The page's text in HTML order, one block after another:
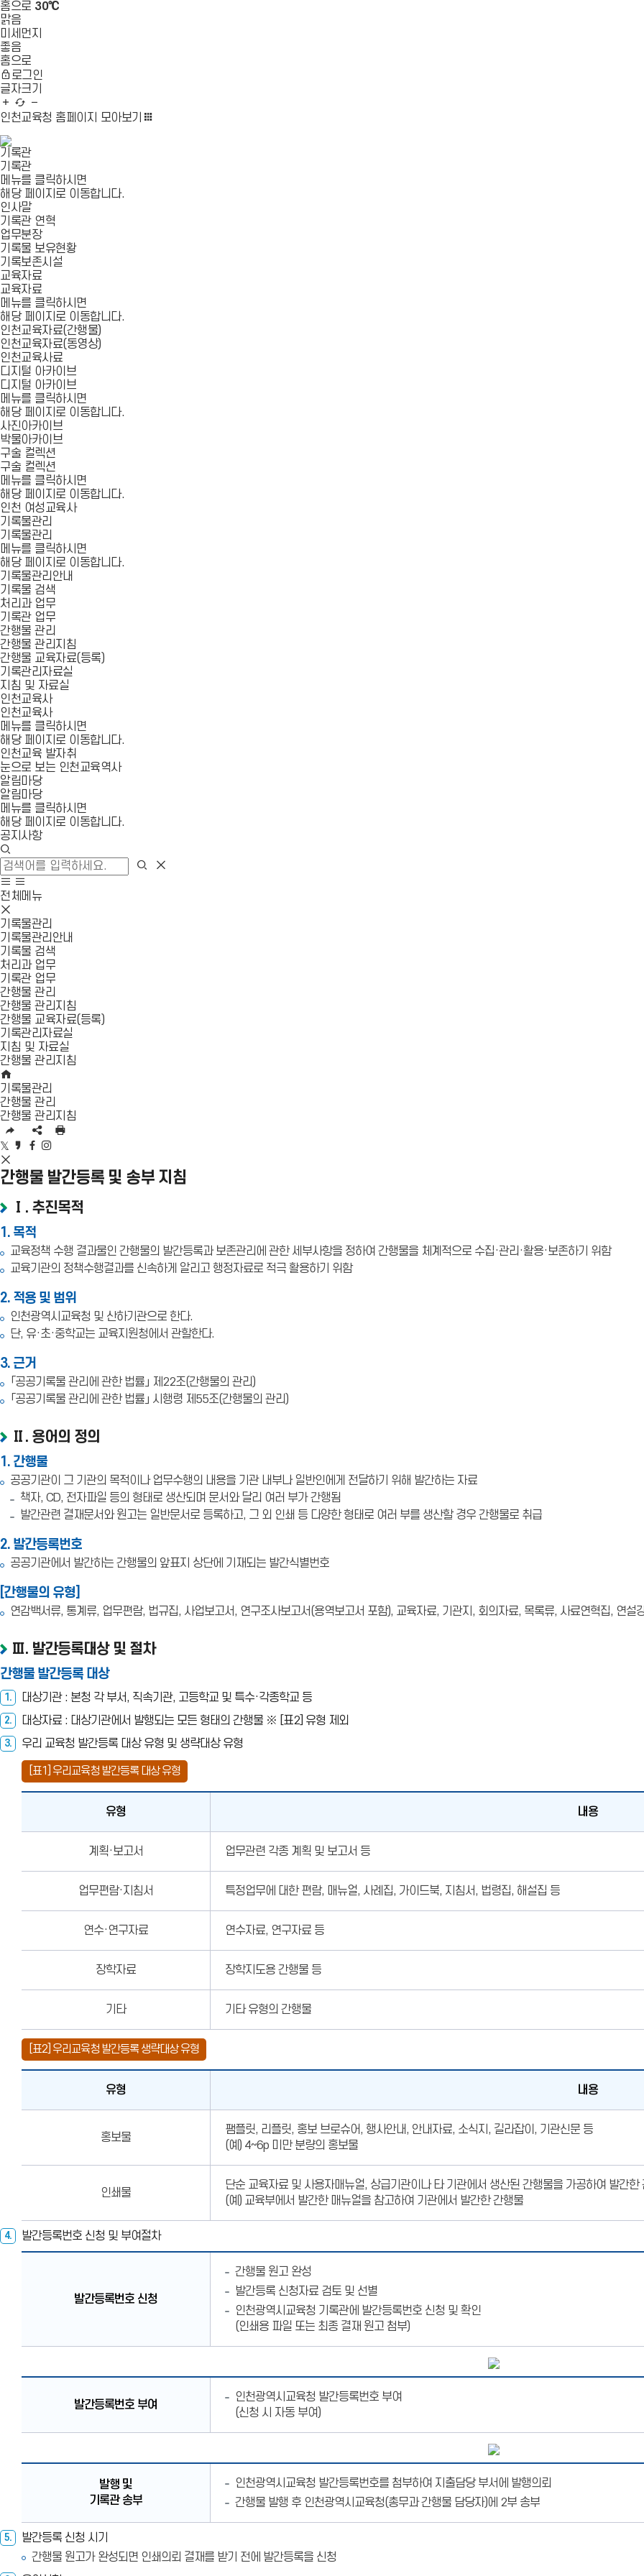
홈으로 30℃
맑음
미세먼지
좋음
홈으로
로그인
글자크기
글
자
대
새
로 자
인천교육청 홈페이지 모아보기
기록관
기록관
메뉴를 클릭하시면
해당 페이지로 이동합니다.
인사말
기록관 연혁
업무분장
기록물 보유현황
기록보존시설
교육자료
교육자료
메뉴를 클릭하시면
해당 페이지로 이동합니다.
인천교육자료(간행물)
인천교육자료(동영상)
인천교육사료
디지털 아카이브
디지털 아카이브
메뉴를 클릭하시면
해당 페이지로 이동합니다.
사진아카이브
박물아카이브
구술 컬렉션
구술 컬렉션
메뉴를 클릭하시면
해당 페이지로 이동합니다.
인천 여성교육사
기록물관리
기록물관리
메뉴를 클릭하시면
해당 페이지로 이동합니다.
기록물관리안내
기록물 검색
처리과 업무
기록관 업무
간행물 관리
간행물 관리지침
간행물 교육자료(등록)
기록관리자료실
지침 및 자료실
인천교육사
인천교육사
메뉴를 클릭하시면
해당 페이지로 이동합니다.
인천교육 발자취
눈으로 보는 인천교육역사
알림마당
알림마당
메뉴를 클릭하시면
해당 페이지로 이동합니다.
공지사항
색
창
열
기
검
사
이
맵
이
동
바
메
뉴
열
기
전체메뉴
모
바
일
메
뉴
닫
기
기록물관리
기록물관리안내
기록물 검색
처리과 업무
기록관 업무
간행물 관리
간행물 관리지침
간행물 교육자료(등록)
기록관리자료실
지침 및 자료실
간행물 관리지침
HOME
기록물관리
간행물 관리
간행물 관리지침
URL
복
SNS
공
영
역
펼
치
트
위
터
공
유
카
오
스
리
공
유
페
스
북
공
유
인
타
그
램
공
공
유
영
역
닫
간행물 발간등록 및 송부 지침
Ⅰ. 추진목적
1. 목적
교육정책 수행 결과물인 간행물의 발간등록과 보존관리에 관한 세부사항을 정하여 간행물을 체계적으로 수집·관리·활용·보존하기 위함
교육기관의 정책수행결과를 신속하게 알리고 행정자료로 적극 활용하기 위함
2. 적용 및 범위
인천광역시교육청 및 산하기관으로 한다.
단, 유·초·중학교는 교육지원청에서 관할한다.
3. 근거
「공공기록물 관리에 관한 법률」 제22조(간행물의 관리)
「공공기록물 관리에 관한 법률」 시행령 제55조(간행물의 관리)
Ⅱ. 용어의 정의
1. 간행물
공공기관이 그 기관의 목적이나 업무수행의 내용을 기관 내부나 일반인에게 전달하기 위해 발간하는 자료
책자, CD, 전자파일 등의 형태로 생산되며 문서와 달리 여러 부가 간행됨
발간관련 결재문서와 원고는 일반문서로 등록하고, 그 외 인쇄 등 다양한 형태로 여러 부를 생산할 경우 간행물로 취급
2. 발간등록번호
공공기관에서 발간하는 간행물의 앞표지 상단에 기재되는 발간식별번호
[간행물의 유형]
연감백서류, 통계류, 업무편람, 법규집, 사업보고서, 연구조사보고서(용역보고서 포함), 교육자료, 기관지, 회의자료, 목록류, 사료연혁집, 연설
Ⅲ. 발간등록대상 및 절차
간행물 발간등록 대상
1. 대상기관 : 본청 각 부서, 직속기관, 고등학교 및 특수·각종학교 등
2. 대상자료 : 대상기관에서 발행되는 모든 형태의 간행물 ※ [표2] 유형 제외
3. 우리 교육청 발간등록 대상 유형 및 생략대상 유형
[표1] 우리교육청 발간등록 대상 유형
발간등록
유형 내용
계획·보고서 업무관련 각종 계획 및 보고서 등
업무편람·지침서 특정업무에 대한 편람, 매뉴얼, 사례집, 가이드북, 지침서, 법령집, 해설집 등
연수·연구자료 연수자료, 연구자료 등
장학자료 장학지도용 간행물 등
기타 기타 유형의 간행물
[표2] 우리교육청 발간등록 생략대상 유형
유형
유형 내용
홍보물
팸플릿, 리플릿, 홍보 브로슈어, 행사안내, 안내자료, 소식지, 길라잡이, 기관신문 등
(예) 4~6p 미만 분량의 홍보물
인쇄물
단순 교육자료 및 사용자매뉴얼, 상급기관이나 타 기관에서 생산된 간행물을 가공하여 발간한
(예) 교육부에서 발간한 매뉴얼을 참고하여 기관에서 발간한 간행물
4.
발간등록번호 신청 및 부여절차
발간등록번호 신청
간행물 원고 완성
발간등록 신청자료 검토 및 선별
인천광역시교육청 기록관에 발간등록번호 신청 및 확인
(인쇄용 파일 또는 최종 결재 원고 첨부)
발간등록번호 부여
인천광역시교육청 발간등록번호 부여
(신청 시 자동 부여)
송부
발행 및
기록관 송부
인천광역시교육청 발간등록번호를 첨부하여 지출담당 부서에 발행의뢰
간행물 발행 후 인천광역시교육청(총무과 간행물 담당자)에 2부 송부
5.
발간등록 신청 시기
간행물 원고가 완성되면 인쇄의뢰 결재를 받기 전에 발간등록을 신청